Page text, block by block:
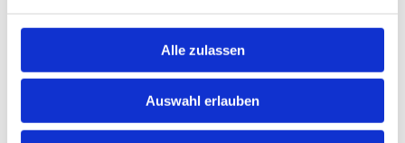
Alle zulassen
Auswahl erlauben
Sie die Zugänge zu Ein- und Mehrfamilienhäusern,
Lagerhallen, Werkstätten, Büros, Fabriken und
öffentlichen Gebäuden optisch aufwerten. Wir
vertrauen bei der Fertigung auf Know-how und
Erfahrung unserer Mitarbeiter und auf hochwertige